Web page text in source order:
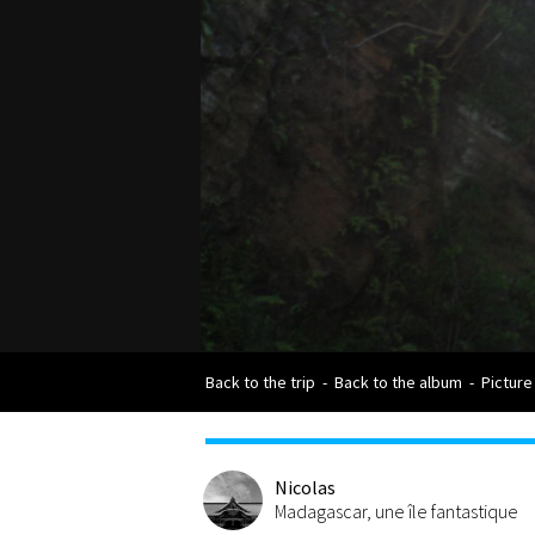
Back to the trip - Back to the album -
Nicolas
Madagascar, une île fantastique